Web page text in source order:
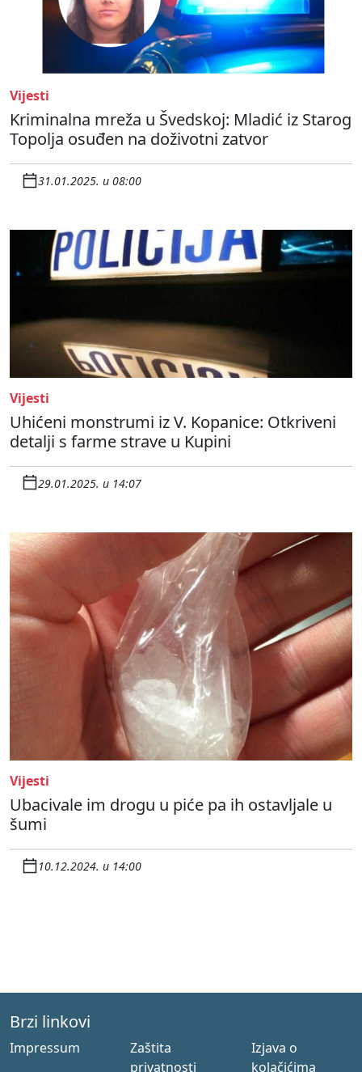
Vijesti
Kriminalna mreža u Švedskoj: Mladić iz Starog
Topolja osuđen na doživotni zatvor
31.01.2025. u 08:00
Vijesti
Uhićeni monstrumi iz V. Kopanice: Otkriveni
detalji s farme strave u Kupini
29.01.2025. u 14:07
Vijesti
Ubacivale im drogu u piće pa ih ostavljale u
šumi
10.12.2024. u 14:00
Brzi linkovi
Impressum
Zaštita
privatnosti
Izjava o
kolačićima